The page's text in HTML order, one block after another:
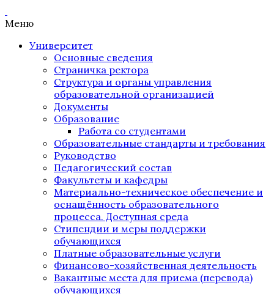
Меню
Университет
Основные сведения
Страничка ректора
Структура и органы управления
образовательной организацией
Документы
Образование
Работа со студентами
Образовательные стандарты и требования
Руководство
Педагогический состав
Факультеты и кафедры
Материально-техническое обеспечение и
оснащённость образовательного
процесса. Доступная среда
Стипендии и меры поддержки
обучающихся
Платные образовательные услуги
Финансово-хозяйственная деятельность
Вакантные места для приема (перевода)
обучающихся